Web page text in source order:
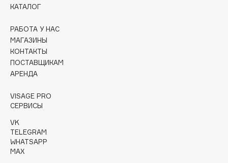
Cunzite
Curaprox
d'Alba
DARLING*
Darphin
КАТАЛОГ
РАБОТА У НАС
МАГАЗИНЫ
КОНТАКТЫ
ПОСТАВЩИКАМ
АРЕНДА
VISAGE PRO
СЕРВИСЫ
VK
TELEGRAM
WHATSAPP
MAX